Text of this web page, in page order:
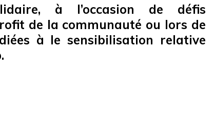
à l’occasion de défis
de la communauté ou lors de
à le sensibilisation relative